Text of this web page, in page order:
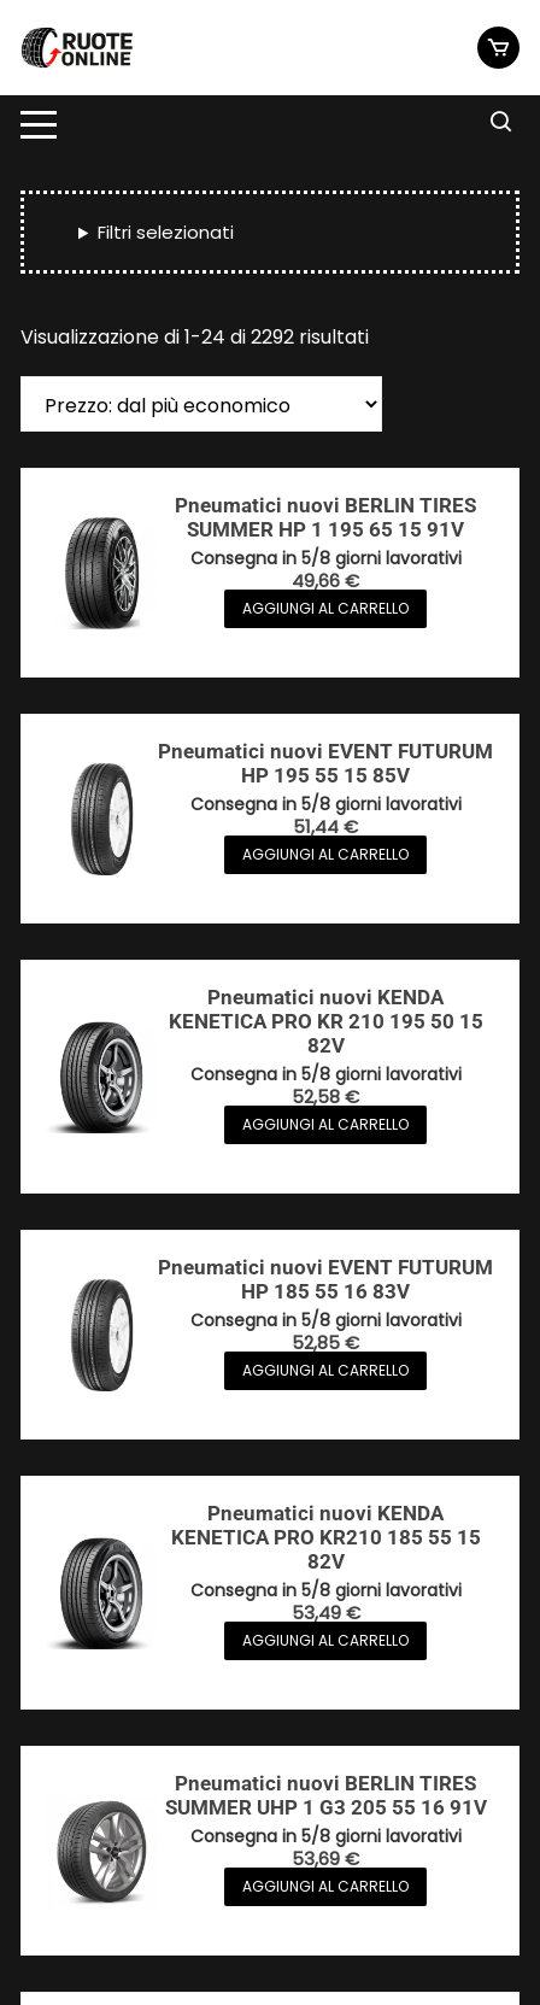
contenuto
Filtri selezionati
Visualizzazione di 1-24 di 2292 risultatiPrezzo:
Pneumatici nuovi BERLIN TIRES
SUMMER HP 1 195 65 15 91V
Consegna in 5/8 giorni lavorativi
49,66€
AGGIUNGI AL CARRELLO
Pneumatici nuovi EVENT FUTURUM
HP 195 55 15 85V
Consegna in 5/8 giorni lavorativi
51,44€
AGGIUNGI AL CARRELLO
Pneumatici nuovi KENDA
KENETICA PRO KR 210 195 50 15
82V
Consegna in 5/8 giorni lavorativi
52,58€
AGGIUNGI AL CARRELLO
Pneumatici nuovi EVENT FUTURUM
HP 185 55 16 83V
Consegna in 5/8 giorni lavorativi
52,85€
AGGIUNGI AL CARRELLO
Pneumatici nuovi KENDA
KENETICA PRO KR210 185 55 15
82V
Consegna in 5/8 giorni lavorativi
53,49€
AGGIUNGI AL CARRELLO
Pneumatici nuovi BERLIN TIRES
SUMMER UHP 1 G3 205 55 16 91V
Consegna in 5/8 giorni lavorativi
53,69€
AGGIUNGI AL CARRELLO